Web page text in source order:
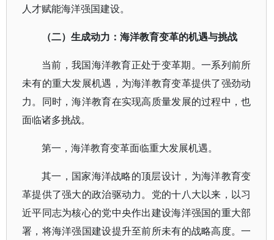
人才赋能海洋强国建设。
（二）生成动力：海洋教育变革的机遇与挑战
当前，我国海洋教育正处于变革期。一系列前所
未有的重大发展机遇，为海洋教育变革提供了强劲动
力。同时，海洋教育在实现高质量发展的过程中，也
面临诸多挑战。
第一，海洋教育变革面临重大发展机遇。
其一，国家海洋战略的顶层设计，为海洋教育变
革提供了强大的政治驱动力。党的十八大以来，以习
近平同志为核心的党中央作出建设海洋强国的重大部
署，将海洋强国建设提升至前所未有的战略高度。一